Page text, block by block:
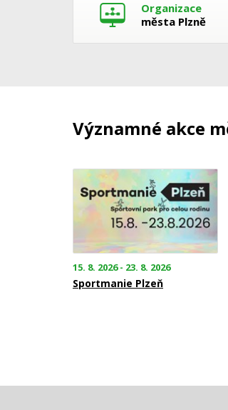
Organizace
města Plzně
Významné akce
15. 8. 2026 - 23. 8. 2026
Sportmanie Plzeň